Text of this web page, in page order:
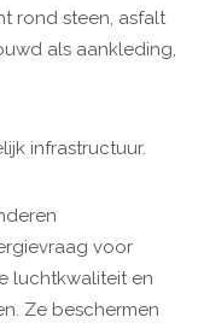
rond steen, asfalt
als aankleding,
infrastructuur.
voor
luchtkwaliteit en
Ze beschermen